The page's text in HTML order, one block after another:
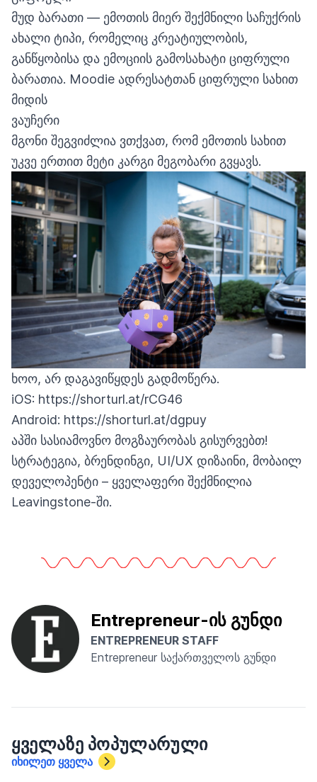
მუდ ბარათი — ემოთის მიერ შექმნილი საჩუქრის
ახალი ტიპი, რომელიც კრეატიულობის,
განწყობისა და ემოციის გამოსახატი ციფრული
ბარათია. Moodie ადრესატთან ციფრული სახით
მიდის
ვაუჩერი
მგონი შეგვიძლია ვთქვათ, რომ ემოთის სახით
უკვე ერთით მეტი კარგი მეგობარი გვყავს.
ხოო, არ დაგავიწყდეს გადმოწერა.
iOS: https://shorturl.at/rCG46
Android: https://shorturl.at/dgpuy
აპში სასიამოვნო მოგზაურობას გისურვებთ!
სტრატეგია, ბრენდინგი, UI/UX დიზაინი, მობაილ
დეველოპენტი – ყველაფერი შექმნილია
Leavingstone-ში.
Entrepreneur-ის გუნდი
ENTREPRENEUR STAFF
Entrepreneur საქართველოს გუნდი
ᲧᲕᲔᲚᲐᲖᲔ ᲞᲝᲞᲣᲚᲐᲠᲣᲚᲘ
იხილეთ ყველა